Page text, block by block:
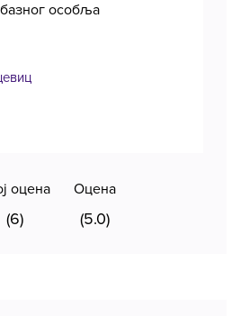
особља
оцена
(6)
Оцена
(5.0)